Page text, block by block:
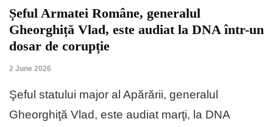
Șeful Armatei Române, generalul
Gheorghiță Vlad, este audiat la DNA într-un
dosar de corupție
2 June 2026
Şeful statului major al Apărării, generalul
Gheorghiţă Vlad, este audiat marţi, la DNA